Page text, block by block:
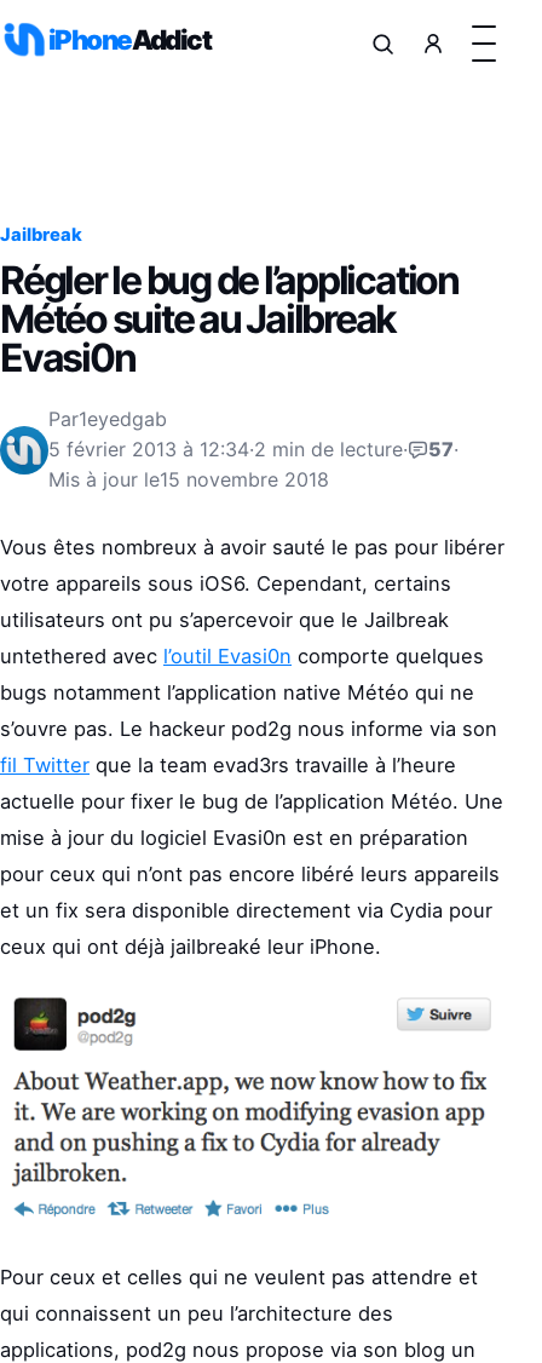
iPhoneAddict
Jailbreak
Régler le bug de l’application
Météo suite au Jailbreak
Evasi0n
Par1eyedgab
5 février 2013 à 12:34·2 min de lecture· 57·
Mis à jour le15 novembre 2018
Vous êtes nombreux à avoir sauté le pas pour libérer
votre appareils sous iOS6. Cependant, certains
utilisateurs ont pu s’apercevoir que le Jailbreak
untethered avec l’outil Evasi0n comporte quelques
bugs notamment l’application native Météo qui ne
s’ouvre pas. Le hackeur pod2g nous informe via son
fil Twitter que la team evad3rs travaille à l’heure
actuelle pour fixer le bug de l’application Météo. Une
mise à jour du logiciel Evasi0n est en préparation
pour ceux qui n’ont pas encore libéré leurs appareils
et un fix sera disponible directement via Cydia pour
ceux qui ont déjà jailbreaké leur iPhone.
Pour ceux et celles qui ne veulent pas attendre et
qui connaissent un peu l’architecture des
applications, pod2g nous propose via son blog un